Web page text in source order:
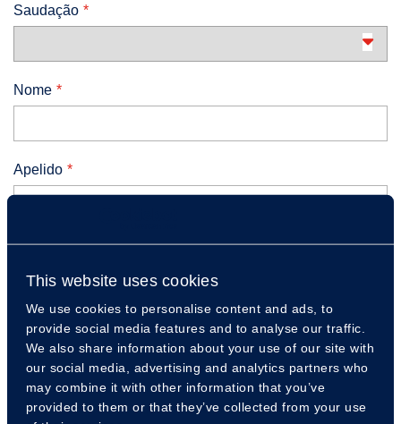
This website uses cookies
We use cookies to personalise content and ads, to
provide social media features and to analyse our traffic.
We also share information about your use of our site with
our social media, advertising and analytics partners who
may combine it with other information that you’ve
provided to them or that they’ve collected from your use
Saudação
Nome
Apelido
Email
Telefone
Nome da empresa